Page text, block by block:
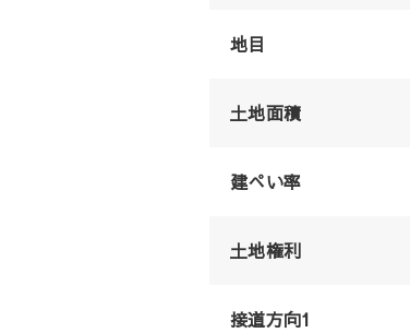
地目
土地面積
建ぺい率
土地権利
接道方向1